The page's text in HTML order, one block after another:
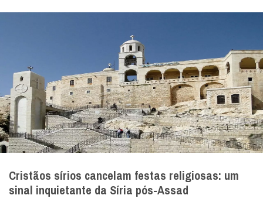
Cristãos sírios cancelam festas religiosas: um
sinal inquietante da Síria pós-Assad